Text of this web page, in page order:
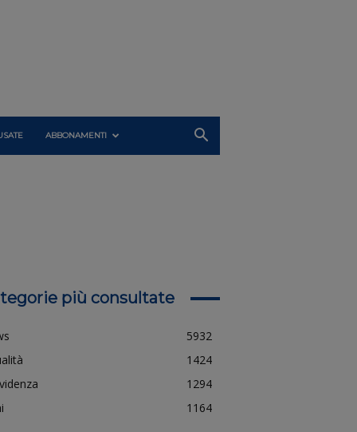
ABBONAMENTI
più consultate
5932
1424
1294
1164